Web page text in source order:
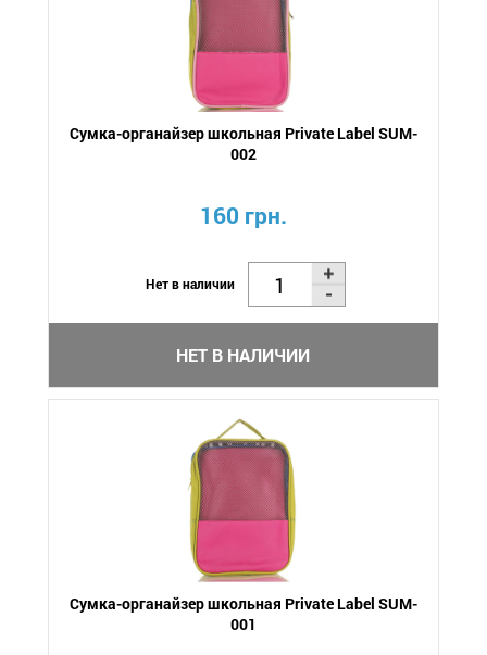
Сумка-органайзер школьная Private Label SUM-
002
160 грн.
Нет в наличии
НЕТ В НАЛИЧИИ
Сумка-органайзер школьная Private Label SUM-
001